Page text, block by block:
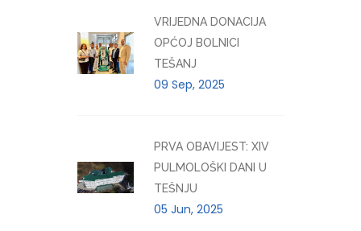
VRIJEDNA DONACIJA
OPĆOJ BOLNICI
TEŠANJ
09 Sep, 2025
PRVA OBAVIJEST: XIV
PULMOLOŠKI DANI U
TEŠNJU
05 Jun, 2025